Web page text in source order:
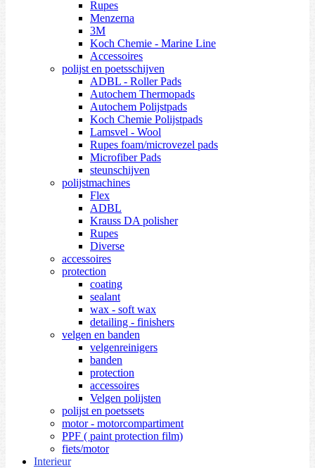
Rupes
Menzerna
3M
Koch Chemie - Marine Line
Accessoires
polijst en poetsschijven
ADBL - Roller Pads
Autochem Thermopads
Autochem Polijstpads
Koch Chemie Polijstpads
Lamsvel - Wool
Rupes foam/microvezel pads
Microfiber Pads
steunschijven
polijstmachines
Flex
ADBL
Krauss DA polisher
Rupes
Diverse
accessoires
protection
coating
sealant
wax - soft wax
detailing - finishers
velgen en banden
velgenreinigers
banden
protection
accessoires
Velgen polijsten
polijst en poetssets
motor - motorcompartiment
PPF ( paint protection film)
fiets/motor
Interieur